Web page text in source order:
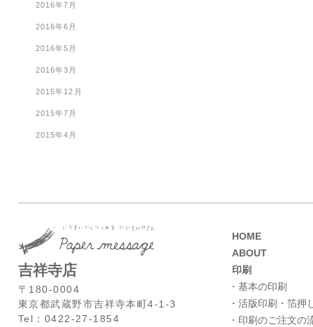
2016年7月
2016年6月
2016年5月
2016年3月
2015年12月
2015年7月
2015年4月
吉祥寺店
〒180-0004
東京都武蔵野市吉祥寺本町4-1-3
Tel：0422-27-1854
HOME
ABOUT
印刷
・基本の印刷
・活版印刷・箔押
・印刷のご注文の